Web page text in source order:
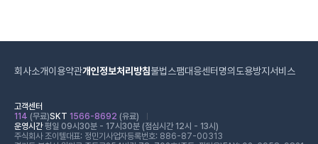
회사소개이용약관개인정보처리방침불법스팸대응센터 명의도용방지서비스
고객센터
114 (무료)SKT 1566-8692 (유료)
운영시간평일 09시30분 - 17시30분 (점심시간 12시 - 13시)
주식회사 조이텔대표: 정민기 사업자등록번호: 886-87-00313